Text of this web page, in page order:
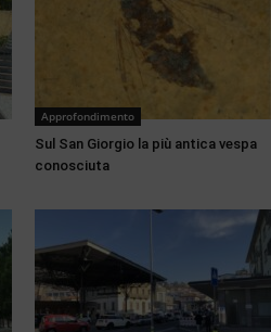
Approfondimento
Sul San Giorgio la più antica vespa
conosciuta